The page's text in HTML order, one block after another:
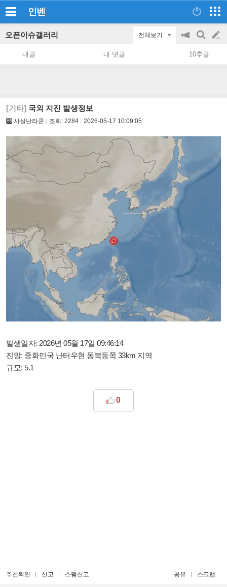
인벤
오픈이슈갤러리 전체보기
공
지
on/off
검
색
글
쓰
내글 내 댓글 10추글
[기타] 국외 지진 발생정보
사실난라쿤 조회: 2284 2026-05-17 10:09:05
발생일자: 2026년 05월 17일 09:46:14
진앙: 중화민국 난터우현 동북동쪽 33km 지역
규모: 5.1
0
추천확인 신고 스팸신고 공유 스크랩